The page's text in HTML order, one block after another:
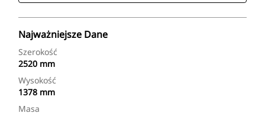
Najważniejsze Dane
Szerokość
2520 mm
Wysokość
1378 mm
Masa